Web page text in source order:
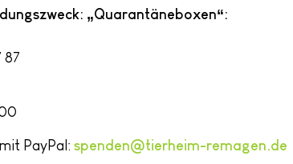
„Quarantäneboxen“:
87
PayPal: spenden@tierheim-remagen.de